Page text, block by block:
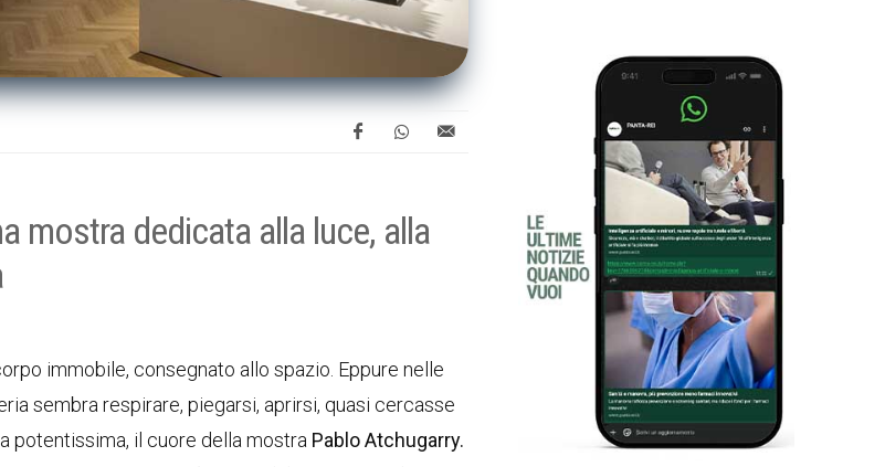
mostra dedicata alla luce, alla
immobile, consegnato allo spazio. Eppure nelle
sembra respirare, piegarsi, aprirsi, quasi cercasse
potentissima, il cuore della mostra Pablo Atchugarry.